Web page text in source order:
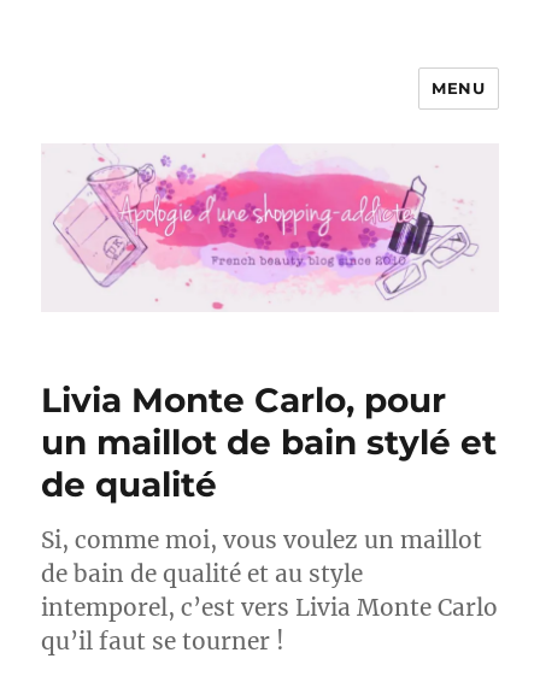
Apologie d'une Shopping-addicte
MENU
Livia Monte Carlo, pour
un maillot de bain stylé et
de qualité
Si, comme moi, vous voulez un maillot
de bain de qualité et au style
intemporel, c’est vers Livia Monte Carlo
qu’il faut se tourner !